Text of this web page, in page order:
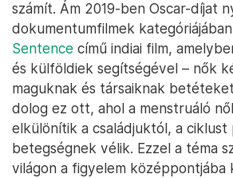
számít. Ám 2019-ben Oscar-díjat
dokumentumfilmek
Sentence című indiai film,
és külföldiek segítségével – nők
maguknak és társaiknak
dolog ez ott, ahol a menstruáló
elkülönítik a családjuktól, a ciklust
betegségnek vélik. Ezzel a téma
világon a figyelem középpontjába